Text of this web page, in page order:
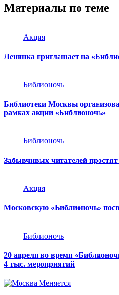
Материалы по теме
Акция
Ленинка приглашает на
Библионочь
Библиотеки Москвы
рамках акции «Библионочь»
Библионочь
Забывчивых читателей
Акция
Московскую «Библионочь»
Библионочь
20 апреля во время
4 тыс. мероприятий